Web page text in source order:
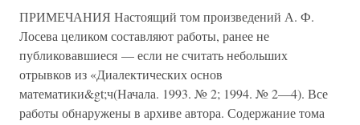
ПРИМЕЧАНИЯ Настоящий том произведений А. Ф.
Лосева целиком составляют работы, ранее не
публиковавшиеся — если не считать небольших
отрывков из «Диалектических основ
математики&gt;ч(Начала. 1993. № 2; 1994. № 2—4). Все
работы обнаружены в архиве автора. Содержание тома